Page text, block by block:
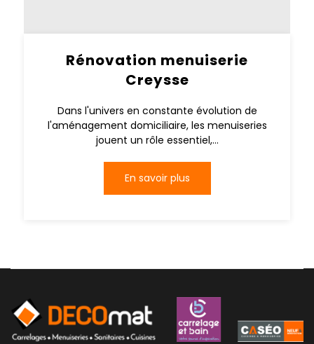
Rénovation menuiserie
Creysse
Dans l'univers en constante évolution de
l'aménagement domiciliaire, les menuiseries
jouent un rôle essentiel,...
En savoir plus